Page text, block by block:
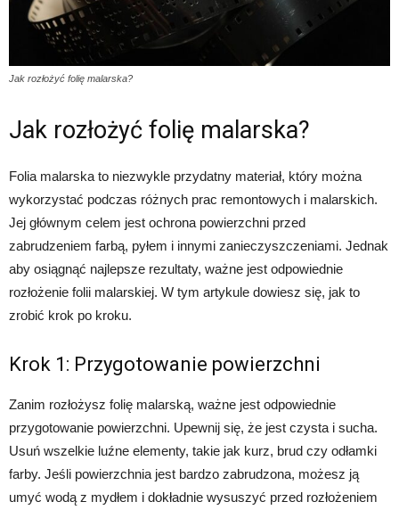
Jak rozłożyć folię malarska?
Jak rozłożyć folię malarska?
Folia malarska to niezwykle przydatny materiał, który można
wykorzystać podczas różnych prac remontowych i malarskich.
Jej głównym celem jest ochrona powierzchni przed
zabrudzeniem farbą, pyłem i innymi zanieczyszczeniami. Jednak
aby osiągnąć najlepsze rezultaty, ważne jest odpowiednie
rozłożenie folii malarskiej. W tym artykule dowiesz się, jak to
zrobić krok po kroku.
Krok 1: Przygotowanie powierzchni
Zanim rozłożysz folię malarską, ważne jest odpowiednie
przygotowanie powierzchni. Upewnij się, że jest czysta i sucha.
Usuń wszelkie luźne elementy, takie jak kurz, brud czy odłamki
farby. Jeśli powierzchnia jest bardzo zabrudzona, możesz ją
umyć wodą z mydłem i dokładnie wysuszyć przed rozłożeniem